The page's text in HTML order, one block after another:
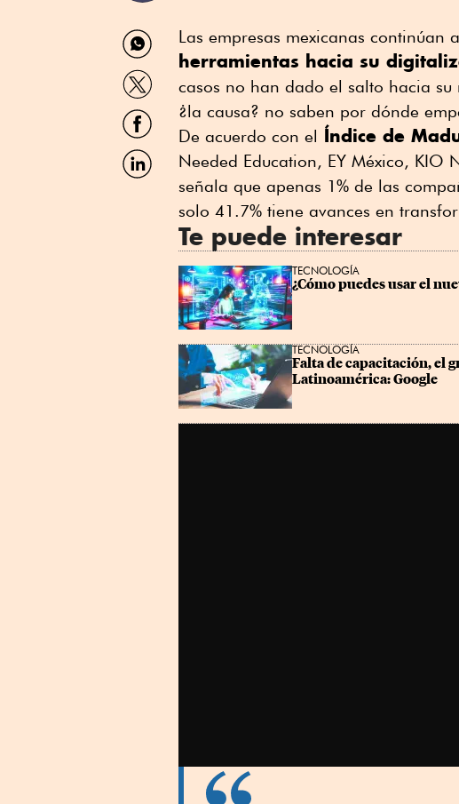
Compartir
por
WhatsApp
Compartir
por
Twitter
Compartir
por
Facebook
Compartir
por
Las empresas mexicanas continúan
herramientas hacia su
casos no han dado el salto hacia su
¿la causa? no saben por dónde
De acuerdo con el Índice de
Needed Education, EY México, KIO
señala que apenas 1% de las
solo 41.7% tiene avances en
Te puede interesar
TECNOLOGÍA
¿Cómo puedes usar el
TECNOLOGÍA
Falta de capacitación, el
Latinoamérica: Google